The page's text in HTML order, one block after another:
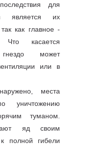
для
является их
как главное -
Что касается
может
или в
места
уничтожению
туманом.
яд своим
полной гибели